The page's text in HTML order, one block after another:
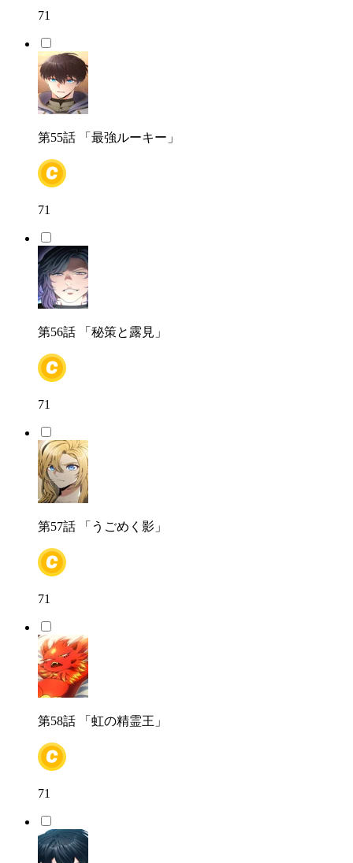
71
第55話 「最強ルーキー」
71
第56話 「秘策と露見」
71
第57話 「うごめく影」
71
第58話 「虹の精霊王」
71